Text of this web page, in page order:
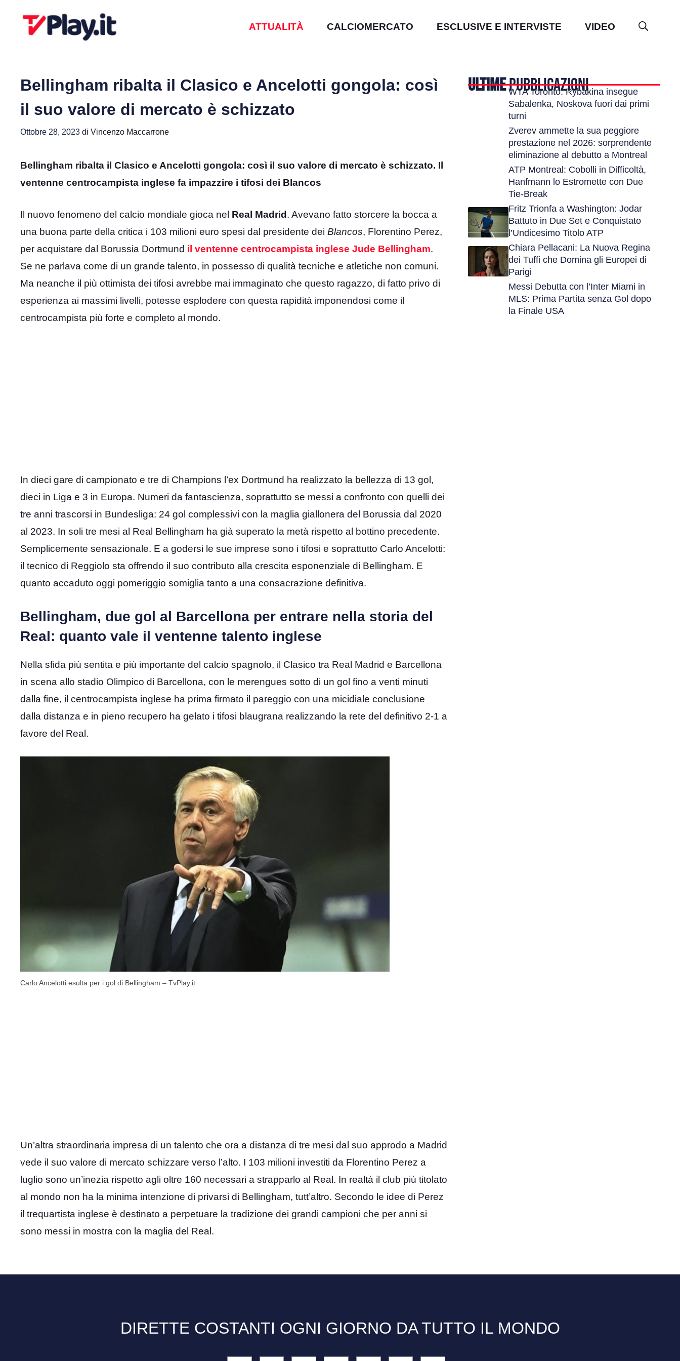
ATTUALITÀ CALCIOMERCATO ESCLUSIVE E INTERVISTE VIDEO
Bellingham ribalta il Clasico e Ancelotti gongola: così
il suo valore di mercato è schizzato
Ottobre 28, 2023 di Vincenzo Maccarrone
Bellingham ribalta il Clasico e Ancelotti gongola: così il suo valore di mercato è schizzato. Il
ventenne centrocampista inglese fa impazzire i tifosi dei Blancos
Il nuovo fenomeno del calcio mondiale gioca nel Real Madrid. Avevano fatto storcere la bocca a
una buona parte della critica i 103 milioni euro spesi dal presidente dei Blancos, Florentino Perez,
per acquistare dal Borussia Dortmund il ventenne centrocampista inglese Jude Bellingham.
Se ne parlava come di un grande talento, in possesso di qualità tecniche e atletiche non comuni.
Ma neanche il più ottimista dei tifosi avrebbe mai immaginato che questo ragazzo, di fatto privo di
esperienza ai massimi livelli, potesse esplodere con questa rapidità imponendosi come il
centrocampista più forte e completo al mondo.
In dieci gare di campionato e tre di Champions l’ex Dortmund ha realizzato la bellezza di 13 gol,
dieci in Liga e 3 in Europa. Numeri da fantascienza, soprattutto se messi a confronto con quelli dei
tre anni trascorsi in Bundesliga: 24 gol complessivi con la maglia giallonera del Borussia dal 2020
al 2023. In soli tre mesi al Real Bellingham ha già superato la metà rispetto al bottino precedente.
Semplicemente sensazionale. E a godersi le sue imprese sono i tifosi e soprattutto Carlo Ancelotti:
il tecnico di Reggiolo sta offrendo il suo contributo alla crescita esponenziale di Bellingham. E
quanto accaduto oggi pomeriggio somiglia tanto a una consacrazione definitiva.
Bellingham, due gol al Barcellona per entrare nella storia del
Real: quanto vale il ventenne talento inglese
Nella sfida più sentita e più importante del calcio spagnolo, il Clasico tra Real Madrid e Barcellona
in scena allo stadio Olimpico di Barcellona, con le merengues sotto di un gol fino a venti minuti
dalla fine, il centrocampista inglese ha prima firmato il pareggio con una micidiale conclusione
dalla distanza e in pieno recupero ha gelato i tifosi blaugrana realizzando la rete del definitivo 2-1 a
favore del Real.
Carlo Ancelotti esulta per i gol di Bellingham – TvPlay.it
Un’altra straordinaria impresa di un talento che ora a distanza di tre mesi dal suo approdo a Madrid
vede il suo valore di mercato schizzare verso l’alto. I 103 milioni investiti da Florentino Perez a
luglio sono un’inezia rispetto agli oltre 160 necessari a strapparlo al Real. In realtà il club più titolato
al mondo non ha la minima intenzione di privarsi di Bellingham, tutt’altro. Secondo le idee di Perez
il trequartista inglese è destinato a perpetuare la tradizione dei grandi campioni che per anni si
sono messi in mostra con la maglia del Real.
ULTIMEPUBBLICAZIONI
WTA Toronto: Rybakina insegue
Sabalenka, Noskova fuori dai primi
turni
Zverev ammette la sua peggiore
prestazione nel 2026: sorprendente
eliminazione al debutto a Montreal
ATP Montreal: Cobolli in Difficoltà,
Hanfmann lo Estromette con Due
Tie-Break
Fritz Trionfa a Washington: Jodar
Battuto in Due Set e Conquistato
l’Undicesimo Titolo ATP
Chiara Pellacani: La Nuova Regina
dei Tuffi che Domina gli Europei di
Parigi
Messi Debutta con l’Inter Miami in
MLS: Prima Partita senza Gol dopo
la Finale USA
DIRETTE COSTANTI OGNI GIORNO DA TUTTO IL MONDO